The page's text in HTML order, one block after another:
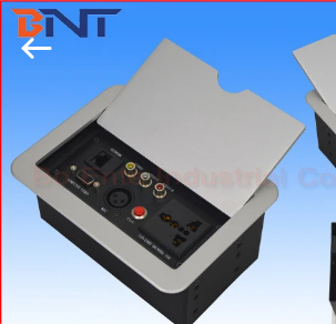
プ
Guangzhou
Boente
Technology
Limited).
Rights
Reserved.
Developed